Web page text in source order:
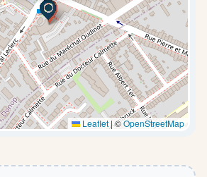
Leaflet |©OpenStreetMap